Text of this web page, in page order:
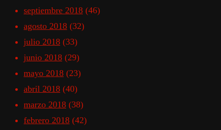
septiembre 2018 (46)
agosto 2018 (32)
julio 2018 (33)
junio 2018 (29)
mayo 2018 (23)
abril 2018 (40)
marzo 2018 (38)
febrero 2018 (42)